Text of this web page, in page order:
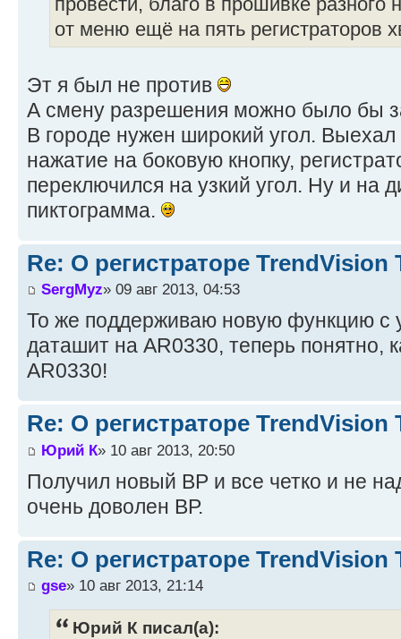
от меню ещё на пять регистраторов
Эт я был не против
А смену разрешения можно было бы
В городе нужен широкий угол. Выехал
нажатие на боковую кнопку,
переключился на узкий угол. Ну и на
пиктограмма.
Re: О регистраторе TrendVision
SergMyz» 09 авг 2013, 04:53
То же поддерживаю новую функцию с
даташит на AR0330, теперь понятно,
AR0330!
Re: О регистраторе TrendVision
Юрий К» 10 авг 2013, 20:50
Получил новый ВР и все четко и не
очень доволен ВР.
Re: О регистраторе TrendVision
gse» 10 авг 2013, 21:14
Юрий К писал(а):